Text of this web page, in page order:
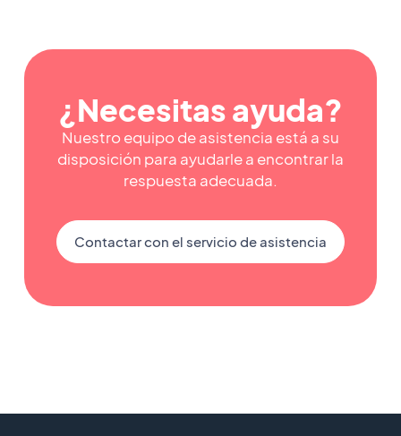
¿Necesitas ayuda?
Nuestro equipo de asistencia está a su
disposición para ayudarle a encontrar la
respuesta adecuada.
Contactar con el servicio de asistencia